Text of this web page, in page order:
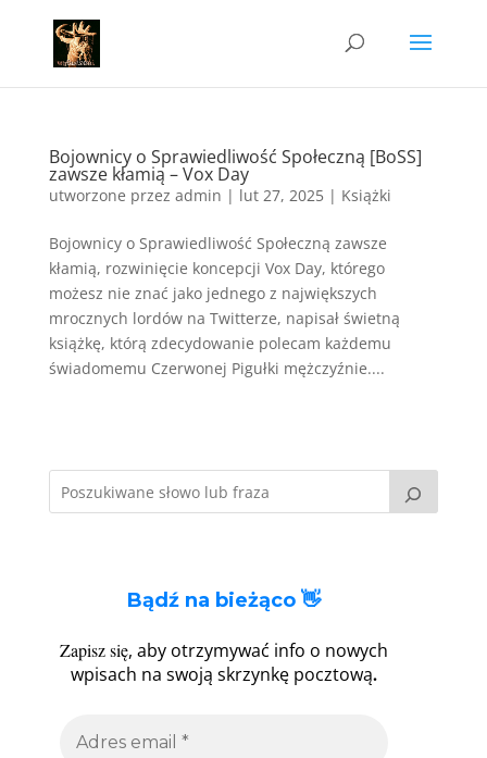
Bojownicy o Sprawiedliwość Społeczną [BoSS]
zawsze kłamią – Vox Day
utworzone przez admin | lut 27, 2025| Książki
Bojownicy o Sprawiedliwość Społeczną zawsze
kłamią, rozwinięcie koncepcji Vox Day, którego
możesz nie znać jako jednego z największych
mrocznych lordów na Twitterze, napisał świetną
książkę, którą zdecydowanie polecam każdemu
świadomemu Czerwonej Pigułki mężczyźnie....
Bądź na bieżąco 👋
Zapisz się, aby otrzymywać info o nowych
wpisach na swoją skrzynkę pocztową.